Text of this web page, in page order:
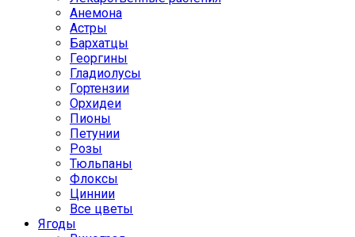
Анемона
Астры
Бархатцы
Георгины
Гладиолусы
Гортензии
Орхидеи
Пионы
Петунии
Розы
Тюльпаны
Флоксы
Циннии
Все цветы
Ягоды